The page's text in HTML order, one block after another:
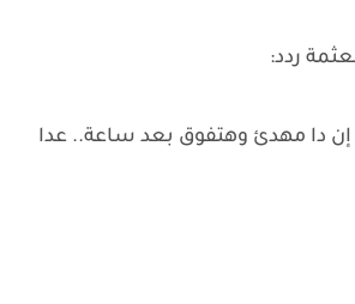
ردد:
إن دا مهدئ وهتفوق بعد ساعة.. عدا